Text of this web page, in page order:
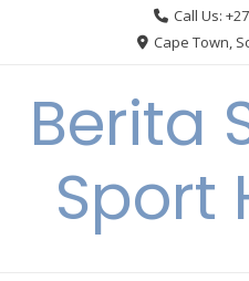
Call Us:
Cape Town,
Berita
Sport